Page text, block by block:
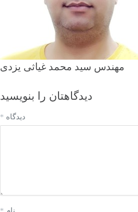
مهندس سید محمد غیاثی یزدی
دیدگاهتان را بنویسید
دیدگاه*
نام*